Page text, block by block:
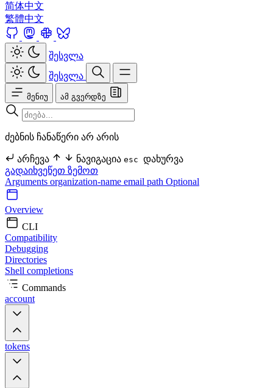
简体中文
繁體中文
შესვლა
შესვლა
მენიუ ამ გვერდზე
ძებნის ჩანაწერი არ არის
არჩევა ნავიგაცია esc დახურვა
გადაიხვეწეთ ზემოთ
Arguments organization-name email path Optional
Overview
CLI
Compatibility
Debugging
Directories
Shell completions
Commands
account
tokens